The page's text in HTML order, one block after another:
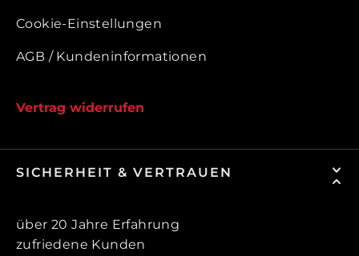
Cookie-Einstellungen
AGB / Kundeninformationen
Vertrag widerrufen
SICHERHEIT & VERTRAUEN
über 20 Jahre Erfahrung
zufriedene Kunden